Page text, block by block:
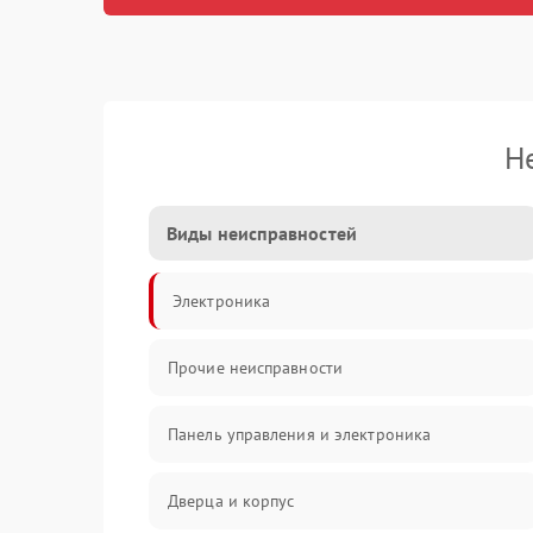
Виды неисправностей
Электроника
Прочие неисправности
Панель управления и электроника
Дверца и корпус